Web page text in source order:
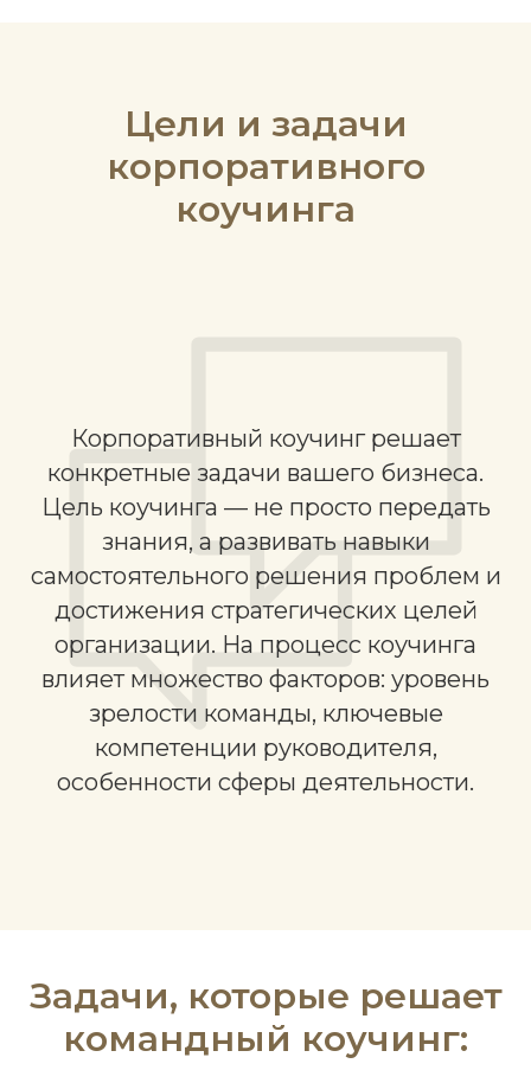
Цели и задачи
корпоративного
коучинга
Корпоративный коучинг решает
конкретные задачи вашего бизнеса.
Цель коучинга — не просто передать
знания, а развивать навыки
самостоятельного решения проблем и
достижения стратегических целей
организации. На процесс коучинга
влияет множество факторов: уровень
зрелости команды, ключевые
компетенции руководителя,
особенности сферы деятельности.
Задачи, которые решает
командный коучинг: